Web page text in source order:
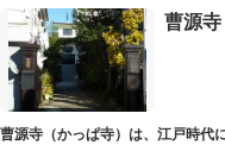
曹源寺
曹源寺（かっぱ寺）は、江戸時代